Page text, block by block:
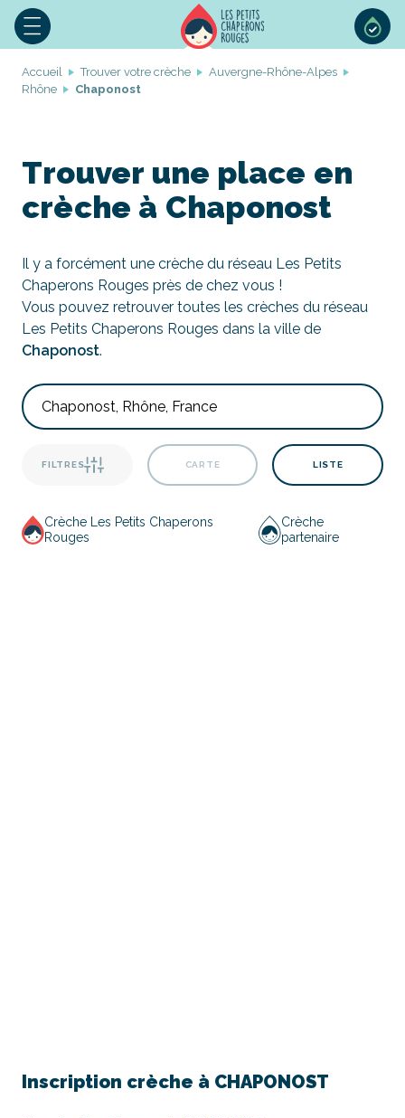
Accueil Trouver votre crèche
Auvergne-Rhône-Alpes
Rhône
Chaponost
Trouver une place en
crèche à Chaponost
Il y a forcément une crèche du réseau Les Petits
Chaperons Rouges près de chez vous !
Vous pouvez retrouver toutes les crèches du réseau
Les Petits Chaperons Rouges dans la ville de
Chaponost.
FILTRES CARTE LISTE
Crèche Les Petits Chaperons
Rouges
Crèche
partenaire
Inscription crèche à CHAPONOST